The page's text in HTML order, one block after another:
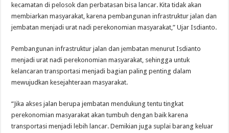
kecamatan di pelosok dan perbatasan bisa lancar. Kita tidak akan
membiarkan masyarakat, karena pembangunan infrastruktur jalan dan
jembatan menjadi urat nadi perekonomian masyarakat,” Ujar Isdianto.
Pembangunan infrastruktur jalan dan jembatan menurut Isdianto
menjadi urat nadi perekonomian masyarakat, sehingga untuk
kelancaran transportasi menjadi bagian paling penting dalam
mewujudkan kesejahteraan masyarakat.
“Jika akses jalan berupa jembatan mendukung tentu tingkat
perekonomian masyarakat akan tumbuh dengan baik karena
transportasi menjadi lebih lancar. Demikian juga suplai barang keluar